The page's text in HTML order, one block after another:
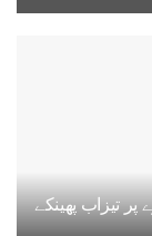
تیزاب پھینکے